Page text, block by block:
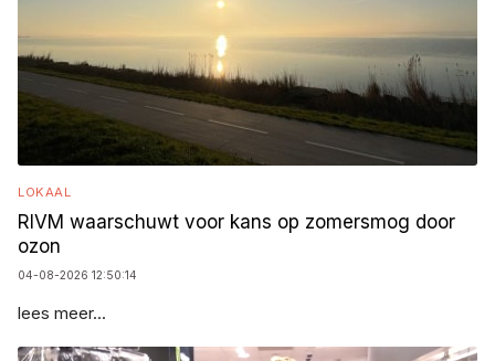
LOKAAL
RIVM waarschuwt voor kans op zomersmog door
ozon
04-08-2026 12:50:14
lees meer...